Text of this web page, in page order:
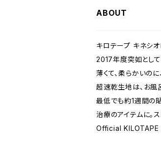
ABOUT
キロテープ キネシオ
2017年度突如とし
薄くて、柔らかいの
超速乾生地は、お風
最低でも約1週間の
治療のアイテムに。
Official